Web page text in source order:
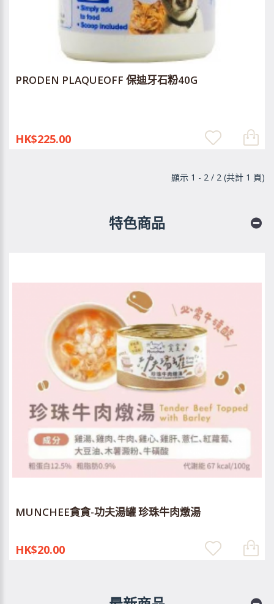
PRODEN PLAQUEOFF 保迪牙石粉40G
HK$225.00
顯示 1 - 2 / 2 (共計 1 頁)
特色商品
MUNCHEE貪貪-功夫湯罐 珍珠牛肉燉湯
HK$20.00